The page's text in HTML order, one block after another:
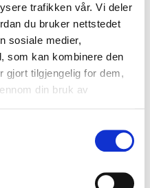
trafikken vår. Vi deler
du bruker nettstedet
sosiale medier,
som kan kombinere den
gjort tilgjengelig for dem,
din bruk av
Kråkerøy IL Shorts Grønn/Sort
kr 279
kr 349